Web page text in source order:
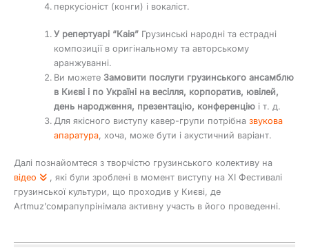
перкусіоніст (конги) і вокаліст.
У репертуарі “Каія” Грузинські народні та естрадні
композиції в оригінальному та авторському
аранжуванні.
Ви можете Замовити послуги грузинського ансамблю
в Києві і по Україні на весілля, корпоратив, ювілей,
день народження, презентацію, конференцію і т. д.
Для якісного виступу кавер-групи потрібназвукова
апаратура, хоча, може бути і акустичний варіант.
Далі познайомтеся з творчістю грузинського колективу на
відео
, які були зроблені в момент виступу на ХІ Фестивалі
грузинської культури, що проходив у Києві, де
Artmuz’сомрапупрінімала активну участь в його проведенні.